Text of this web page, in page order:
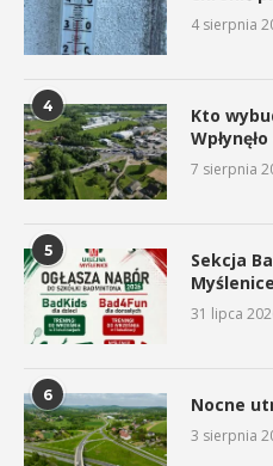
4 sierpnia
4
Kto
7 sierpnia
5
Sekcja
31 lipca
6 Nocne
3 sierpnia